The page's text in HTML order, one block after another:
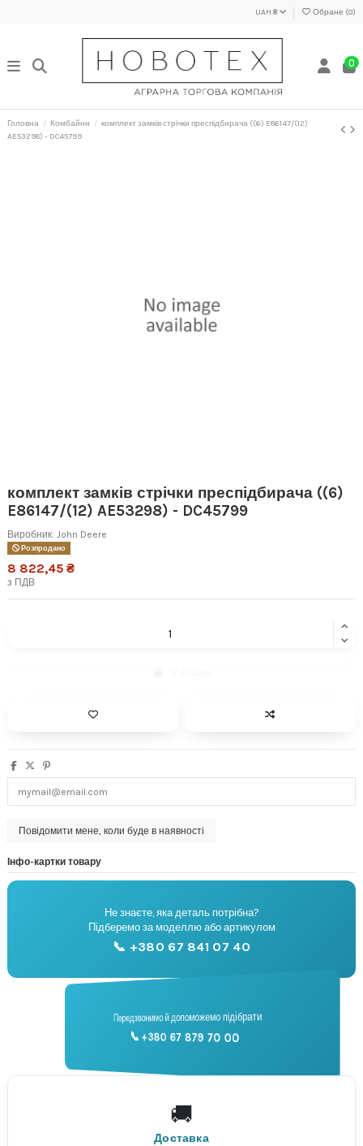
UAH ₴ Обране (0)
0
Головна Комбайни
комплект замків стрічки преспідбирача ((6) E86147/(12)
AE53298) - DC45799
комплект замків стрічки преспідбирача ((6)
E86147/(12) AE53298) - DC45799
Виробник: John Deere
Розпродано
8 822,45 ₴
з ПДВ
Інфо-картки товару
🔧
Підбір запчастин
Не знаєте, яка деталь потрібна?
Підберемо за моделлю або артикулом
📞 +380 67 841 07 40
📞
Консультація
Передзвонимо й допоможемо підібрати
📞 +380 67 879 70 00
🚚
Доставка
По всій Україні
Нова Пошта